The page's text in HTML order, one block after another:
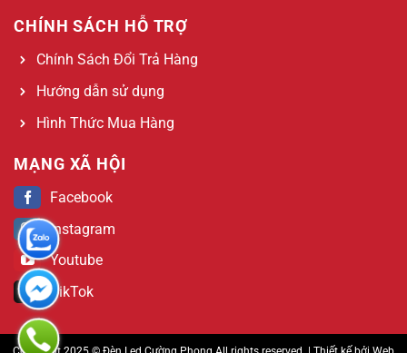
CHÍNH SÁCH HỖ TRỢ
Chính Sách Đổi Trả Hàng
Hướng dẫn sử dụng
Hình Thức Mua Hàng
MẠNG XÃ HỘI
Facebook
Instagram
Youtube
TikTok